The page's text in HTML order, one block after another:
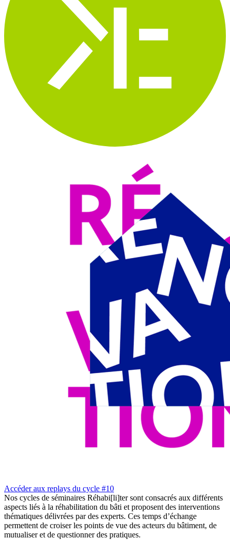
Accéder aux replays du cycle #10
Nos cycles de séminaires Réhabi[li]ter sont consacrés aux différents
aspects liés à la réhabilitation du bâti et proposent des interventions
thématiques délivrées par des experts. Ces temps d’échange
permettent de croiser les points de vue des acteurs du bâtiment, de
mutualiser et de questionner des pratiques.